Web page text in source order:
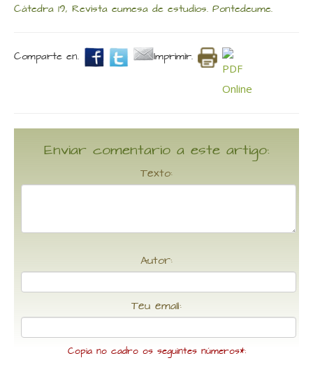
Cátedra 19, Revista eumesa de estudios. Pontedeume.
Comparte en. Imprimir.
Enviar comentario a este artigo:
Texto:
Autor:
Teu email:
Copia no cadro os seguintes números*: